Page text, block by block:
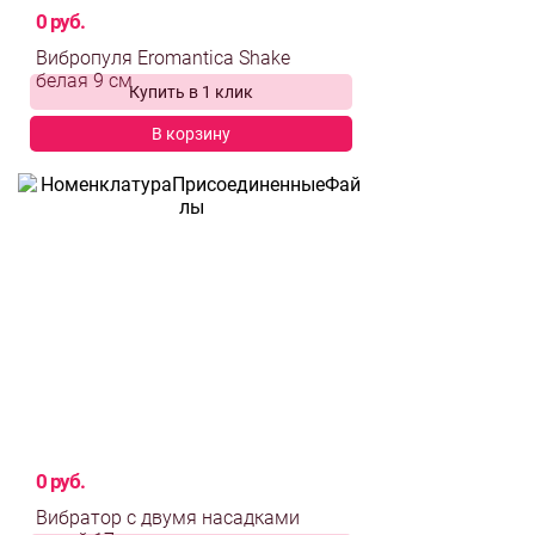
0 руб.
Купить в 1 клик
В корзину
выбрать и сравнить
0 руб.